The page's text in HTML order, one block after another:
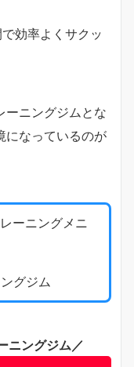
効率よくサクッ
ーニングジムとな
になっているのが
ーニングメニ
グジム
ニングジム／